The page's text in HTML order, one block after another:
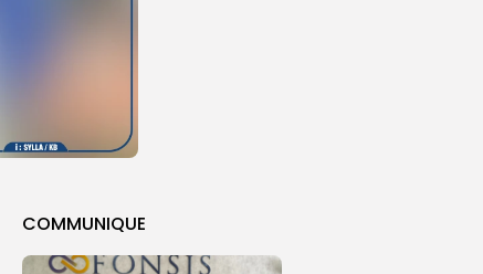
COMMUNIQUE